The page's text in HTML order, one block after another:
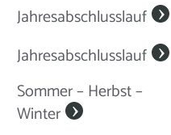
Jahresabschlusslauf
Jahresabschlusslauf
Sommer – Herbst –
Winter